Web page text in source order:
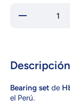
Reducir
Bearing set de
el Perú.